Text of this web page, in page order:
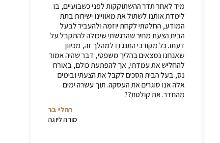
מיד לאחר תדר ההשתוקקות לפני כשבועיים, בו
לימדת אותנו לשתול את מאוויינו ישירות בתת
המודע, החלטתי לקחת יוזמה ולהעביר לבעל
הבית הצעת מחיר שהרגשתי שיכולה להתקבל על
דעתו. כל מקורבי התנגדו למהלך זה, מכיוון
שאנחנו נמצאים בהליך משפטי, דבר שהיה אמור
להחליש את עמדתי, אך להפתעת כולם, באורח
נס, בעל הבית הסכים לקבל את הצעתי ובימים
אלה אנו סוגרים את העסקה. תוך עשרה ימים
מהתדר. את קולטת??
רחלי בר
מורה ליוגה